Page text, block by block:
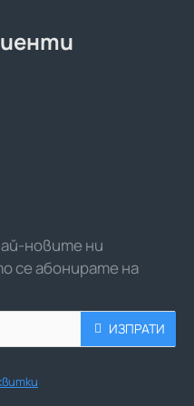
новите ни
се абонирате на
ИЗПРАТИ